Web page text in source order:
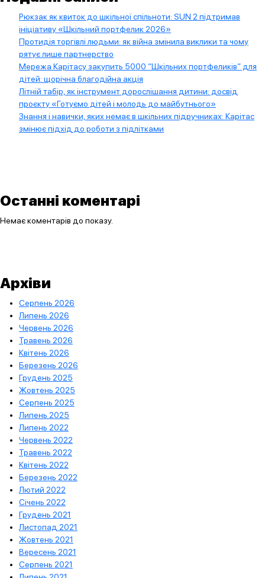
Рюкзак як квиток до шкільної спільноти: SUN 2 підтримав
ініціативу «Шкільний портфелик 2026»
Протидія торгівлі людьми: як війна змінила виклики та чому
рятує лише партнерство
Мережа Карітасу закупить 5000 “Шкільних портфеликів” для
дітей: щорічна благодійна акція
Літній табір, як інструмент дорослішання дитини: досвід
проєкту «Готуємо дітей і молодь до майбутнього»
Знання і навички, яких немає в шкільних підручниках: Карітас
змінює підхід до роботи з підлітками
Останні коментарі
Немає коментарів до показу.
Архіви
Серпень 2026
Липень 2026
Червень 2026
Травень 2026
Квітень 2026
Березень 2026
Грудень 2025
Жовтень 2025
Серпень 2025
Липень 2025
Липень 2022
Червень 2022
Травень 2022
Квітень 2022
Березень 2022
Лютий 2022
Січень 2022
Грудень 2021
Листопад 2021
Жовтень 2021
Вересень 2021
Серпень 2021